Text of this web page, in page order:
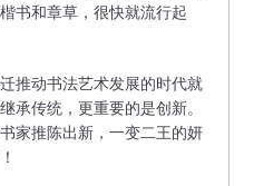
书和章草，很快就流行起
动书法艺术发展的时代就
承传统，更重要的是创新。
家推陈出新，一变二王的妍